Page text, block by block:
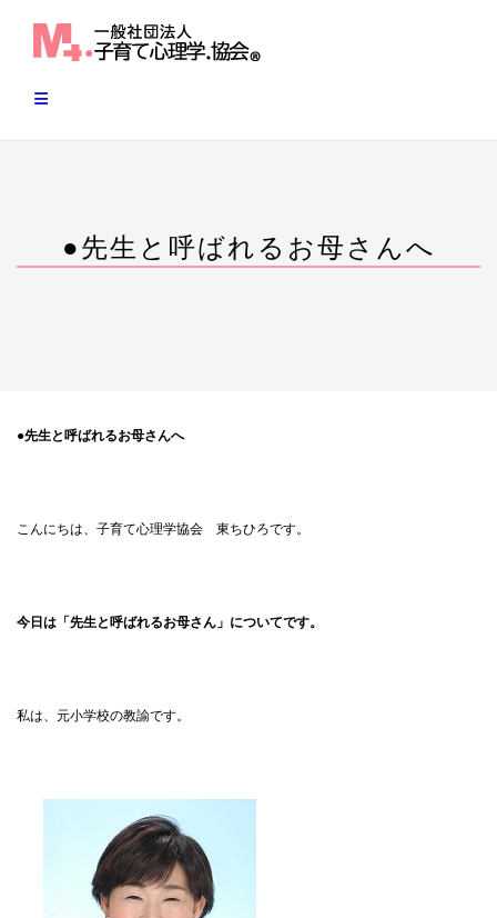
●先生と呼ばれるお母さんへ
●先生と呼ばれるお母さんへ
こんにちは、子育て心理学協会 東ちひろです。
今日は「先生と呼ばれるお母さん」についてです。
私は、元小学校の教諭です。